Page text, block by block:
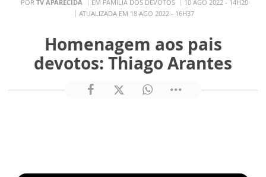
POR TV APARECIDA EM FAMÍLIA DOS DEVOTOS
10 AGO 2022 - 14H20
ATUALIZADA EM 18 AGO 2022 - 16H37
Homenagem aos pais
devotos: Thiago Arantes